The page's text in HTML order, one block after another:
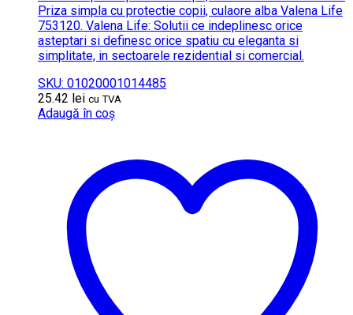
Priza simpla cu protectie copii, culaore alba Valena Life
753120. Valena Life: Solutii ce indeplinesc orice
asteptari si definesc orice spatiu cu eleganta si
simplitate, in sectoarele rezidential si comercial.
SKU: 01020001014485
25.42 lei cu TVA
Adaugă în coș